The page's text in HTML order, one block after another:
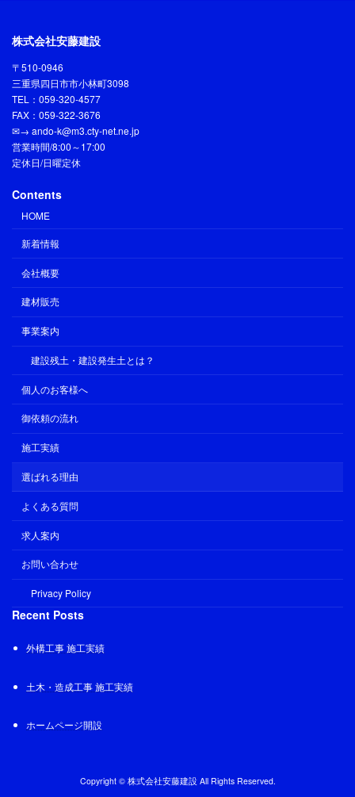
株式会社安藤建設
〒510-0946
三重県四日市市小林町3098
TEL：059-320-4577
FAX：059-322-3676
✉→ ando-k@m3.cty-net.ne.jp
営業時間/8:00～17:00
定休日/日曜定休
Contents
HOME
新着情報
会社概要
建材販売
事業案内
建設残土・建設発生土とは？
個人のお客様へ
御依頼の流れ
施工実績
選ばれる理由
よくある質問
求人案内
お問い合わせ
Privacy Policy
Recent Posts
外構工事 施工実績
土木・造成工事 施工実績
ホームページ開設
Copyright © 株式会社安藤建設 All Rights Reserved.